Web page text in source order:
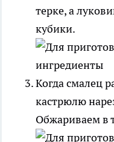
терке, а
кубики.
Когда смалец
кастрюлю
Обжариваем в